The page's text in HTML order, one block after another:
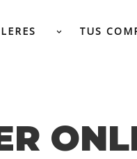
TUS